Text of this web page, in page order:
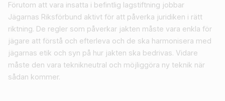
Förutom att vara insatta i befintlig lagstiftning jobbar
Jägarnas Riksförbund aktivt för att påverka juridiken i rätt
riktning. De regler som påverkar jakten måste vara enkla för
jägare att förstå och efterleva och de ska harmonisera med
jägarnas etik och syn på hur jakten ska bedrivas. Vidare
måste den vara teknikneutral och möjliggöra ny teknik när
sådan kommer.